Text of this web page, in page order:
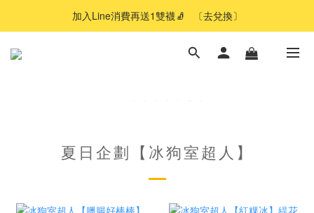
加入Line消費再送1雙襪🧦   〔去兌換〕
夏日企劃【冰狗室超人】